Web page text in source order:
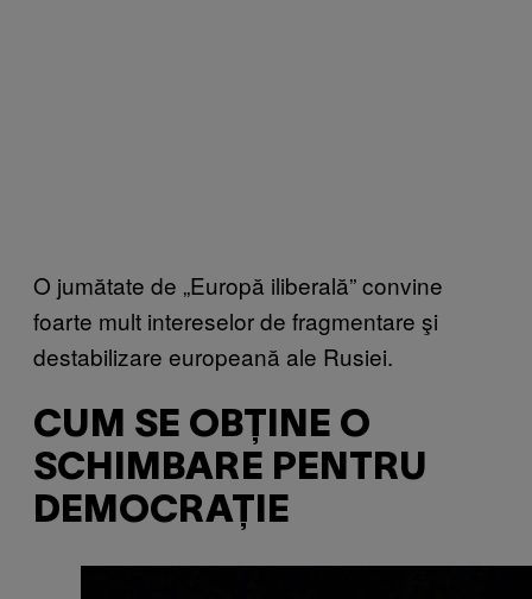
O jumătate de „Europă iliberală” convine
foarte mult intereselor de fragmentare şi
destabilizare europeană ale Rusiei.
CUM SE OBȚINE O
SCHIMBARE PENTRU
DEMOCRAȚIE